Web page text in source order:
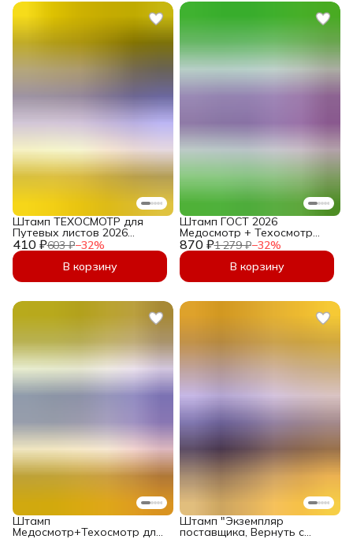
410 ₽603 ₽−32%
Штамп ТЕХОСМОТР для
Путевых листов 2026
"Контроль технического
состояния пройден, Выпуск
На Линию Разрешен",
печать механика 36х12 мм
В корзину
870 ₽1 279 ₽−32%
Штамп ГОСТ 2026
Медосмотр + Техосмотр
для Путевых листов
"Прошел предрейсовый
медицинский
осмотр"+"Контроль
пройден" 45x16мм, 2
штампа в комплекте
В корзину
Штамп
Медосмотр+Техосмотр для
Штамп "Экземпляр
поставщика, Вернуть с